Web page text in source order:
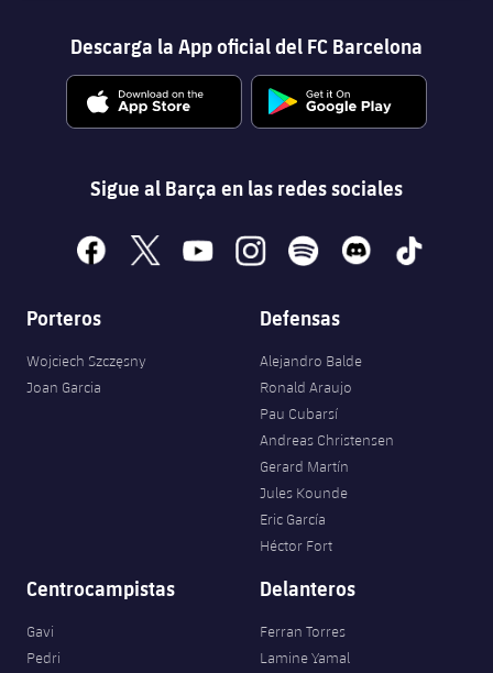
Descarga la App oficial del FC Barcelona
Sigue al Barça en las redes sociales
facebook
x youtubeinstagramspotify discord tiktok
Porteros
Wojciech Szczęsny
Joan Garcia
Defensas
Alejandro Balde
Ronald Araujo
Pau Cubarsí
Andreas Christensen
Gerard Martín
Jules Kounde
Eric García
Héctor Fort
Centrocampistas
Gavi
Pedri
Delanteros
Ferran Torres
Lamine Yamal